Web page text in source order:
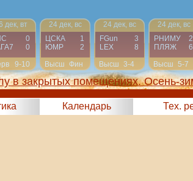
дек, вт
0
0
9-10
24 дек, вс
ЦСКА
1
ЮМР
2
Высш Фин
24 дек, вс
FGun
3
LEX
8
Высш 3-4
24 дек, вс
РНИМУ
2
ПЛЯЖ
6
Высш 5-7
в закрытых помещениях. Осень-
Календарь Тех.